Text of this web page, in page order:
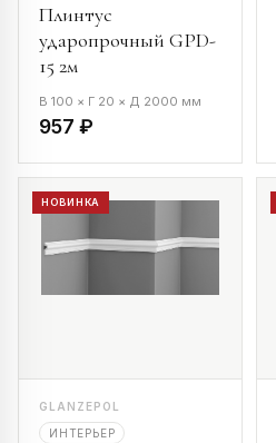
Плинтус
ударопрочный GPD-
15 2м
В 100 × Г 20 × Д 2000 мм
957 ₽
НОВИНКА
GLANZEPOL
ИНТЕРЬЕР